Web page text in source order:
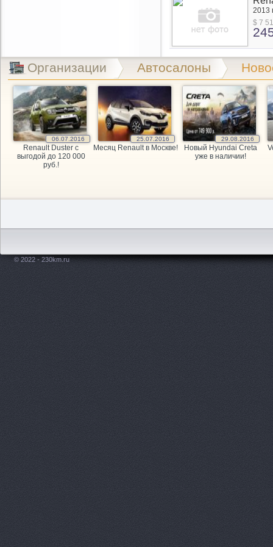
1.4
с
2013
$ 7
Организации Автосалоны
06.07.2016
Renault Duster с
выгодой до 120 000
руб.!
25.07.2016
Месяц Renault в Москве!
29.08.2016
Новый Hyundai Creta
уже в наличии!
© 2022 - 230km.ru